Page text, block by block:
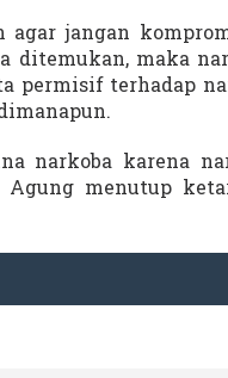
agar jangan
ditemukan, maka
permisif terhadap
narkoba karena
menutup